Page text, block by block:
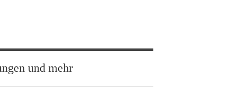
und mehr